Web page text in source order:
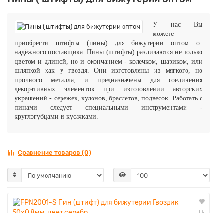
У нас Вы
можете
приобрести штифты (пины) для бижутерии оптом от
надёжного поставщика. Пины (штифты) различаются не только
цветом и длиной, но и окончанием - колечком, шариком, или
шляпкой как у гвоздя. Они изготовлены из мягкого, но
прочного металла, и предназначены для соединения
декоративных элементов при изготовлении авторских
украшений - сережек, кулонов, браслетов, подвесок. Работать с
пинами следует специальными инструментами -
круглогубцами и кусачками.
Сравнение товаров (0)